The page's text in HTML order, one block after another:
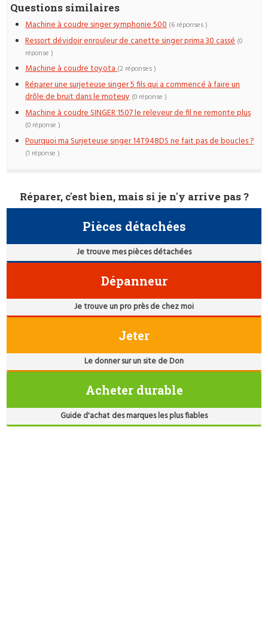
Questions similaires
Machine à coudre singer symphonie 500 (6 réponses )
Ressort dévidoir enrouleur de canette singer prima 30 cassé (0
réponse )
Machine à coudre toyota(2 réponses )
Réparer une surjeteuse singer 5 fils qui a commencé à faire un
drôle de bruit dans le moteuy (0 réponse )
Machine à coudre SINGER 1507 le releveur de fil ne remonte plus
(0 réponse )
Pourquoi ma Surjeteuse singer 14T948DS ne fait pas de boucles ?
(1 réponse )
Réparer, c'est bien, mais si je n'y arrive pas ?
Pièces détachées
Je trouve mes pièces détachées
Dépanneur
Je trouve un pro près de chez moi
Jeter
Le donner sur un site de Don
Acheter durable
Guide d'achat des marques les plus fiables